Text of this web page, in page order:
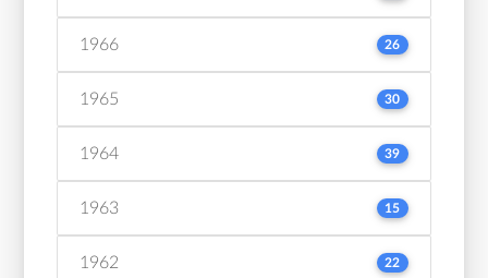
1966 26
1965 30
1964 39
1963 15
1962 22